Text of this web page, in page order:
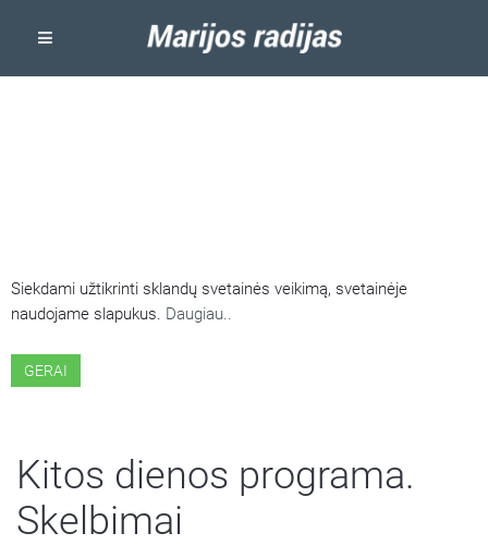
Siekdami užtikrinti sklandų svetainės veikimą, svetainėje
naudojame slapukus. Daugiau..
GERAI
Kitos dienos programa.
Skelbimai